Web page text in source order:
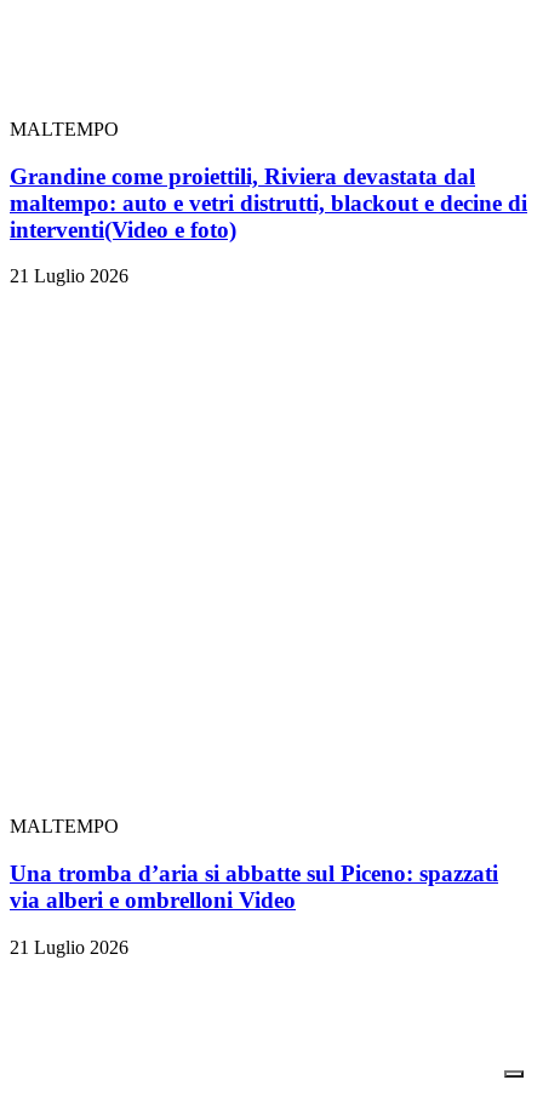
MALTEMPO
Grandine come proiettili, Riviera devastata dal
maltempo: auto e vetri distrutti, blackout e decine di
interventi(Video e foto)
21 Luglio 2026
MALTEMPO
Una tromba d’aria si abbatte sul Piceno: spazzati
via alberi e ombrelloni Video
21 Luglio 2026